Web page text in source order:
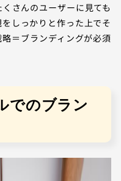
さんのユーザーに見ても
しっかりと作った上でそ
＝ブランディングが必須
でのブラン